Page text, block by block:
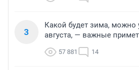
3
Какой будет зима, можно
августа, — важные
57 881 14